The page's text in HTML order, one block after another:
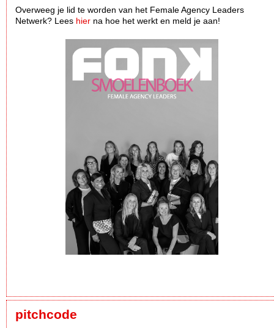
Overweeg je lid te worden van het Female Agency Leaders
Netwerk? Lees hier na hoe het werkt en meld je aan!
pitchcode